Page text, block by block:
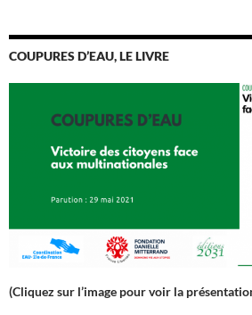
COUPURES D’EAU, LE LIVRE
(Cliquez sur l’image pour voir la